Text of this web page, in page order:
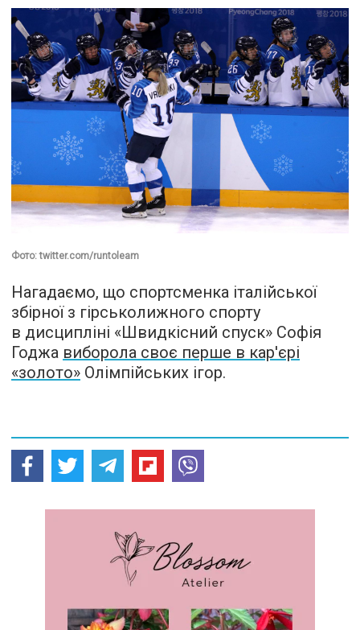
Фото: twitter.com/runtoleam
Нагадаємо, що спортсменка італійської
збірної з гірськолижного спорту
в дисципліні «Швидкісний спуск» Софія
Годжа виборола своє перше в кар'єрі
«золото» Олімпійських ігор.